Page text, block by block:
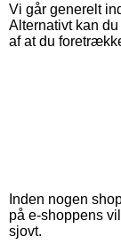
Vi går generelt
Alternativt kan
af at du
Inden nogen
på e-shoppens
sjovt.